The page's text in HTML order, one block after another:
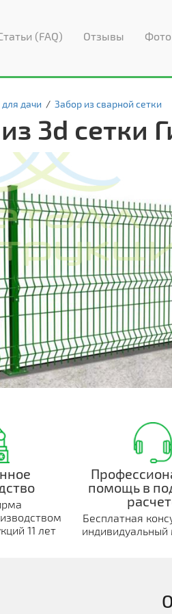
(FAQ) Отзывы Фото
дачи / Забор из сварной сетки
3d сетки
11 лет
помощь в
Бесплатная